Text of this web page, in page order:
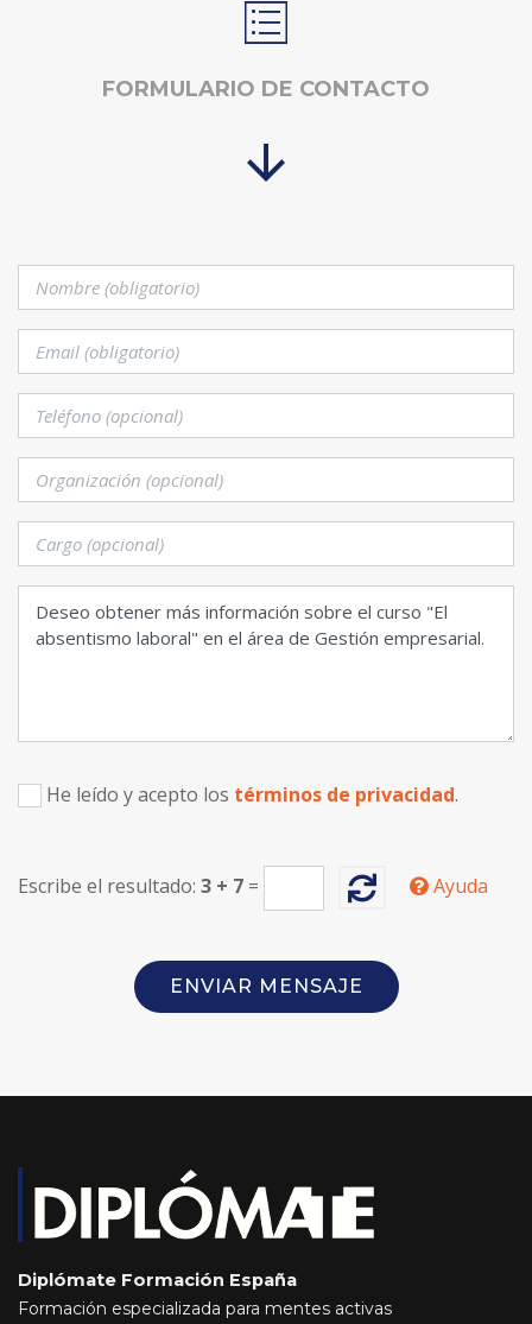
FORMULARIO DE CONTACTO
He leído y acepto los términos de privacidad.
Escribe el resultado: 3 + 7 = Ayuda
ENVIAR MENSAJE
Diplómate Formación España
Formación especializada para mentes activas